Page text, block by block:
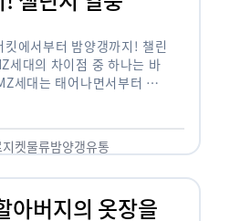
에서부터 밤양갱까지! 챌린
세대의 차이점 중 하나는 바
세대는 태어나면서부터 디
지켓물류밤양갱유통
아버지의 옷장을